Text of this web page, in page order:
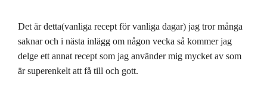
Det är detta(vanliga recept för vanliga dagar) jag tror många
saknar och i nästa inlägg om någon vecka så kommer jag
delge ett annat recept som jag använder mig mycket av som
är superenkelt att få till och gott.